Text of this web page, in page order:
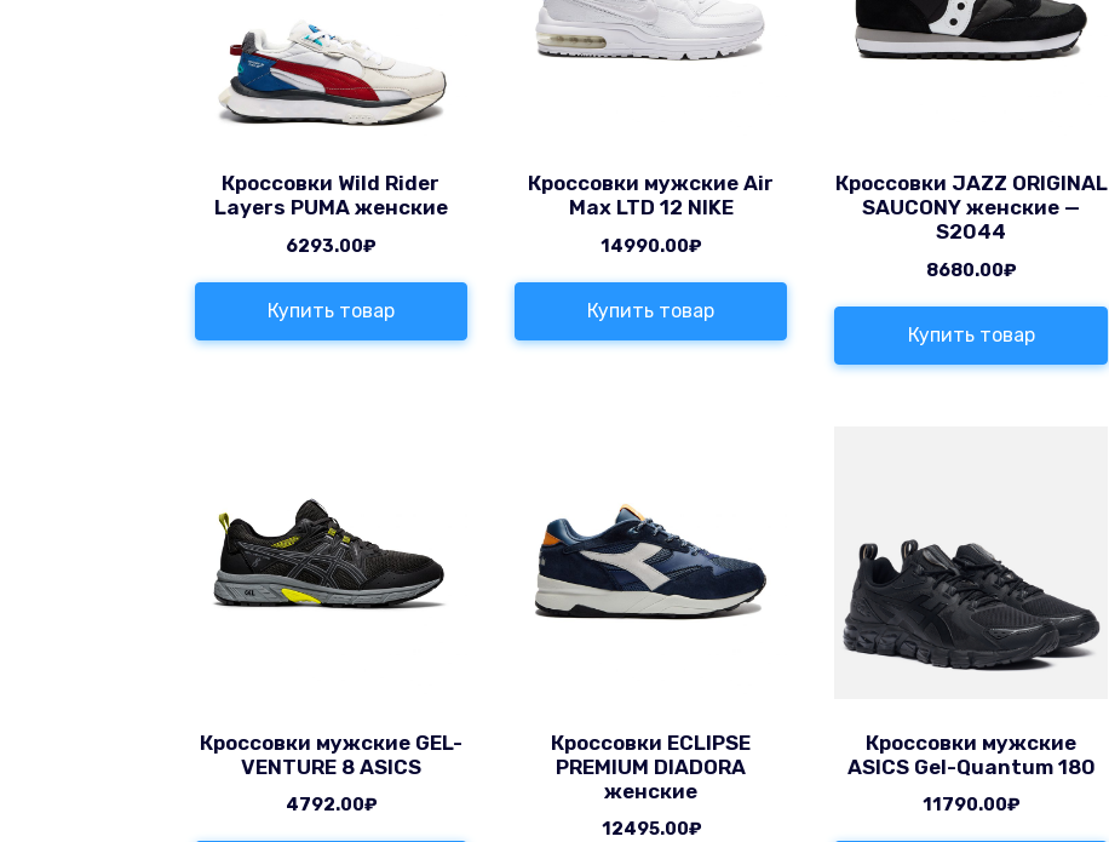
Кроссовки Wild Rider
Layers PUMA женские
6293.00₽
Купить товар
Кроссовки мужские Air
Max LTD 12 NIKE
14990.00₽
Купить товар
Кроссовки JAZZ ORIGINAL
SAUCONY женские —
S2044
8680.00₽
Купить товар
Кроссовки мужские GEL-
VENTURE 8 ASICS
4792.00₽
Кроссовки ECLIPSE
PREMIUM DIADORA
женские
12495.00₽
Кроссовки мужские
ASICS Gel-Quantum 180
11790.00₽